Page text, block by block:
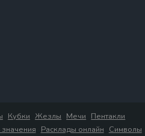
Кубки Жезлы Мечи Пентакли
Расклады онлайн Символы